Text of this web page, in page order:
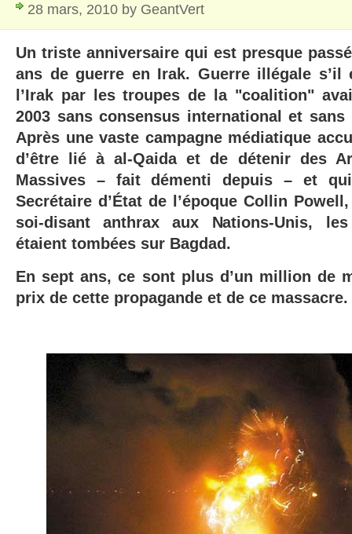
28 mars, 2010 by GeantVert
Un triste anniversaire qui est presque
ans de guerre en Irak. Guerre illégale s’il
l’Irak par les troupes de la "coalition"
2003 sans consensus international et sans
Après une vaste campagne médiatique
d’être lié à al-Qaida et de détenir des
Massives – fait démenti depuis – et
Secrétaire d’État de l’époque Collin
soi-disant anthrax aux Nations-Unis,
étaient tombées sur Bagdad.
En sept ans, ce sont plus d’un million de
prix de cette propagande et de ce massacre.